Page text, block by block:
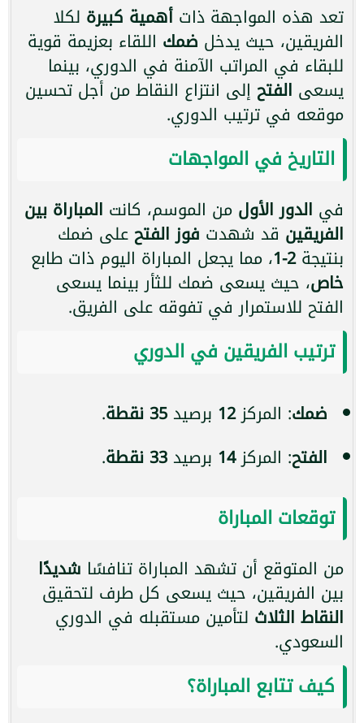
تعد هذه المواجهة ذات أهمية كبيرة لكلا
الفريقين، حيث يدخل ضمك اللقاء بعزيمة قوية
للبقاء في المراتب الآمنة في الدوري، بينما
يسعى الفتح إلى انتزاع النقاط من أجل تحسين
موقعه في ترتيب الدوري.
التاريخ في المواجهات
في الدور الأول من الموسم، كانت المباراة بين
الفريقين قد شهدت فوز الفتح على ضمك
بنتيجة2-1 ، مما يجعل المباراة اليوم ذات طابع
خاص، حيث يسعى ضمك للثأر بينما يسعى
الفتح للاستمرار في تفوقه على الفريق.
ترتيب الفريقين في الدوري
ضمك: المركز12 برصيد 35 نقطة
.
الفتح: المركز14 برصيد 33 نقطة .
توقعات المباراة
من المتوقع أن تشهد المباراة تنافسًا شديدًا
بين الفريقين، حيث يسعى كل طرف لتحقيق
النقاط الثلاث لتأمين مستقبله في الدوري
السعودي.
كيف تتابع المباراة؟